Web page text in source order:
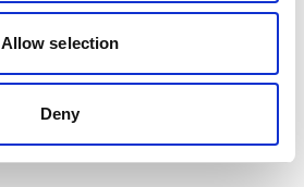
Allow selection
Deny